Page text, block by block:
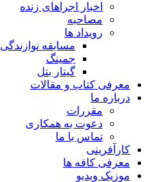
اخبار اجراهای زنده
مصاحبه
رویداد ها
مسابقه نوازندگی
جمینگ
گیتار بتل
معرفی کتاب و مقالات
درباره ما
مقررات
دعوت به همکاری
تماس با ما
کارآفرینی
معرفی کافه ها
موزیک ویدیو